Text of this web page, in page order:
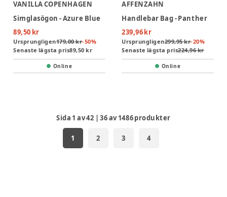
VANILLA COPENHAGEN
Simglasögon - Azure Blue
89,50 kr
Ursprungligen179,00 kr-50%
Senaste lägsta pris89,50 kr
Online
AFFENZAHN
Handlebar Bag - Panther
239,96 kr
Ursprungligen299,95 kr-20%
Senaste lägsta pris224,96 kr
Online
Sida 1 av42 |36av1486produkter
1 2 3 4